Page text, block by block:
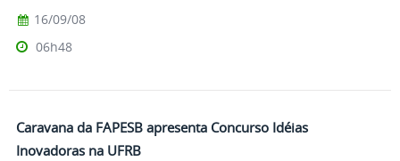
16/09/08
06h48
Caravana da FAPESB apresenta Concurso Idéias
Inovadoras na UFRB